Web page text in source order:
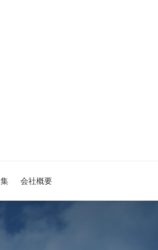
会社概要